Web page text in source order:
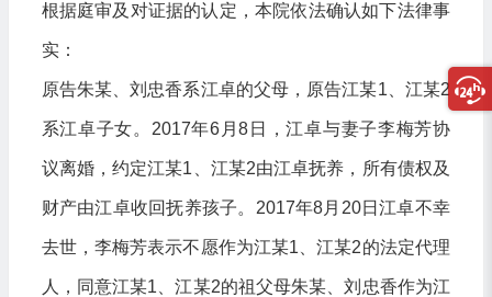
根据庭审及对证据的认定，本院依法确认如下法律事
实：
原告朱某、刘忠香系江卓的父母，原告江某1、江某2
系江卓子女。2017年6月8日，江卓与妻子李梅芳协
议离婚，约定江某1、江某2由江卓抚养，所有债权及
财产由江卓收回抚养孩子。2017年8月20日江卓不幸
去世，李梅芳表示不愿作为江某1、江某2的法定代理
人，同意江某1、江某2的祖父母朱某、刘忠香作为江